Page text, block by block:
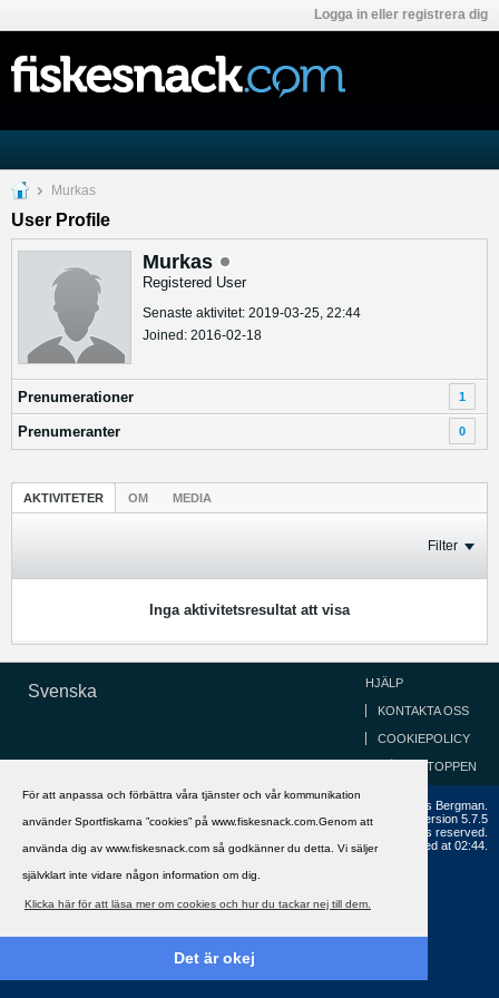
För att anpassa och förbättra våra tjänster och vår kommunikation
använder Sportfiskarna ”cookies” på www.fiskesnack.com.Genom att
använda dig av www.fiskesnack.com så godkänner du detta. Vi säljer
självklart inte vidare någon information om dig.
Klicka här för att läsa mer om cookies och hur du tackar nej till dem.
Det är okej
Logga in eller registrera dig
Murkas
User Profile
Murkas
Registered User
Senaste aktivitet: 2019-03-25, 22:44
Joined: 2016-02-18
Prenumerationer 1
Prenumeranter 0
AKTIVITETER OM MEDIA
Filter
Inga aktivitetsresultat att visa
Svenska HJÄLP
KONTAKTA OSS
COOKIEPOLICY
GÅ TILL TOPPEN
Copyright ©2002 - 2021, FiskeSnack.com. Grundad 2002 av Anders Bergman.
Powered byvBulletin®
Version 5.7.5
Copyright © 2026 MH Sub I, LLC dba vBulletin. All rights reserved.
All times are GMT+1. This page was generated at 02:44.